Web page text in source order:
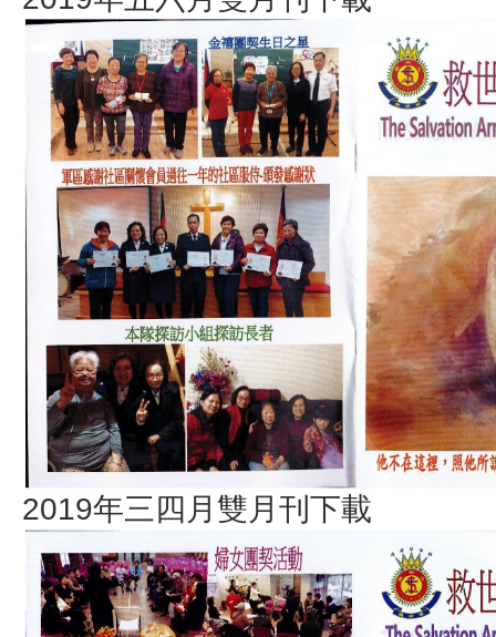
2019年三四月雙月刊下載